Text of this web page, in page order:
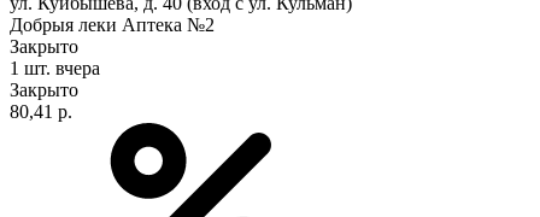
Добрыя леки Аптека №2
Закрыто
1 шт. вчера
Закрыто
80,41 р.